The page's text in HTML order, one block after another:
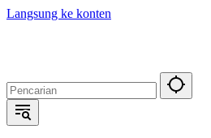
Langsung ke konten